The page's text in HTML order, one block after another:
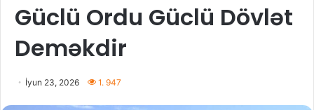
Güclü Ordu Güclü Dövlət
Deməkdir
İyun 23, 2026 1. 947